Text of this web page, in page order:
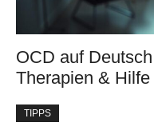
OCD auf
Therapien & Hilfe
TIPPS